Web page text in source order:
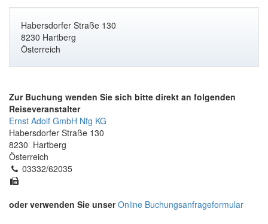
Habersdorfer Straße 130
8230 Hartberg
Österreich
Zur Buchung wenden Sie sich bitte direkt an folgenden
Reiseveranstalter
Ernst Adolf GmbH Nfg KG
Habersdorfer Straße 130
8230 Hartberg
Österreich
03332/62035
oder verwenden Sie unser Online Buchungsanfrageformular